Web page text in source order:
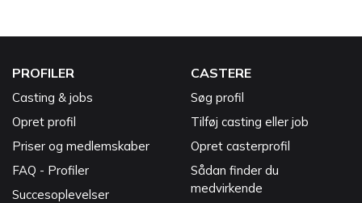
PROFILER
Casting & jobs
Opret profil
Priser og medlemskaber
FAQ - Profiler
Succesoplevelser
CASTERE
Søg profil
Tilføj casting eller job
Opret casterprofil
Sådan finder du
medvirkende